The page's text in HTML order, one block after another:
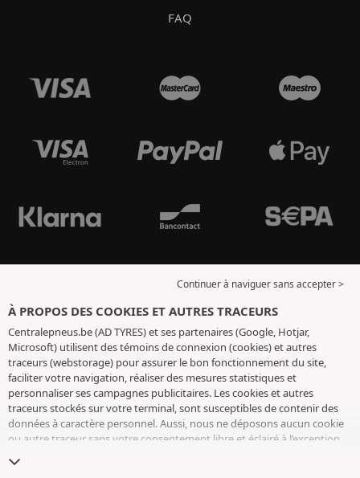
FAQ
Continuer à naviguer sans accepter >
À PROPOS DES COOKIES ET AUTRES TRACEURS
Centralepneus.be (AD TYRES) et ses partenaires (Google, Hotjar,
Microsoft) utilisent des témoins de connexion (cookies) et autres
traceurs (webstorage) pour assurer le bon fonctionnement du site,
faciliter votre navigation, réaliser des mesures statistiques et
personnaliser ses campagnes publicitaires. Les cookies et autres
traceurs stockés sur votre terminal, sont susceptibles de contenir des
données à caractère personnel. Aussi, nous ne déposons aucun cookie
ou autre traceur sans votre consentement libre et éclairé à l’exception
conservons votre choix pendant 6 mois. Vous pouvez retirer votre